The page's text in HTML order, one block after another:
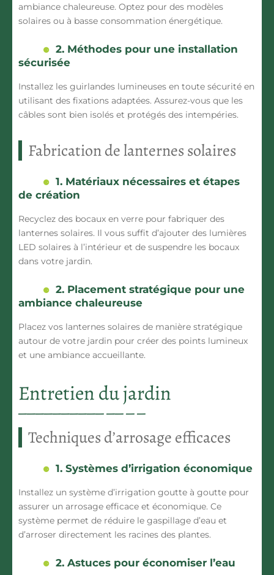
ambiance chaleureuse. Optez pour des modèles
solaires ou à basse consommation énergétique.
2. Méthodes pour une installation
sécurisée
Installez les guirlandes lumineuses en toute sécurité en
utilisant des fixations adaptées. Assurez-vous que les
câbles sont bien isolés et protégés des intempéries.
Fabrication de lanternes solaires
1. Matériaux nécessaires et étapes
de création
Recyclez des bocaux en verre pour fabriquer des
lanternes solaires. Il vous suffit d’ajouter des lumières
LED solaires à l’intérieur et de suspendre les bocaux
dans votre jardin.
2. Placement stratégique pour une
ambiance chaleureuse
Placez vos lanternes solaires de manière stratégique
autour de votre jardin pour créer des points lumineux
et une ambiance accueillante.
Entretien du jardin
Techniques d’arrosage efficaces
1. Systèmes d’irrigation économique
Installez un système d’irrigation goutte à goutte pour
assurer un arrosage efficace et économique. Ce
système permet de réduire le gaspillage d’eau et
d’arroser directement les racines des plantes.
2. Astuces pour économiser l’eau